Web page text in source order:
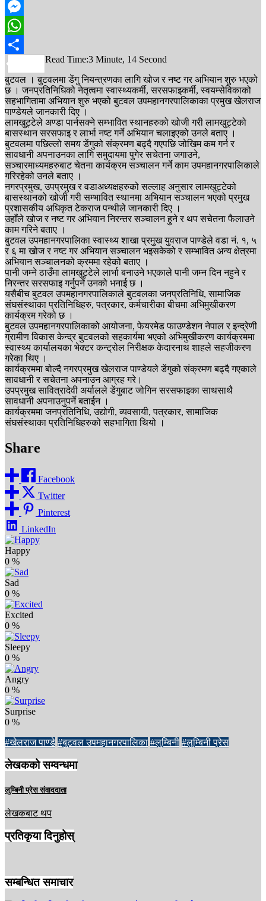
Twitter
Messenger
WhatsApp
Share
Read Time:3 Minute, 14 Second
बुटवल । बुटवलमा डेंगु नियन्त्रणका लागि खोज र नष्ट गर अभियान शुरु भएको
छ । जनप्रतिनिधिको नेतृत्वमा स्वास्थ्यकर्मी, सरसफाइकर्मी, स्वयम्सेविकाको
सहभागितामा अभियान शुरु भएको बुटवल उपमहानगरपालिकाका प्रमुख खेलराज
पाण्डेयले जानकारी दिए ।
लामखुट्टेले अण्डा पार्नसक्ने सम्भावित स्थानहरुको खोजी गरी लामखुट्टेको
बासस्थान सरसफाइ र लार्भा नष्ट गर्ने अभियान चलाइएको उनले बताए ।
बुटवलमा पछिल्लो समय डेंगुको संक्रमण बढ्दै गएपछि जोखिम कम गर्न र
सावधानी अपनाउनका लागि समुदायमा पुगेर सचेतना जगाउने,
सञ्चारमाध्यमहरुबाट चेतना कार्यक्रम सञ्चालन गर्ने काम उपमहानगरपालिकाले
गरिरहेको उनले बताए ।
नगरप्रमुख, उपप्रमुख र वडाअध्यक्षहरुको सल्लाह अनुसार लामखुट्टेको
बासस्थानको खोजी गरी सम्भावित स्थानमा अभियान सञ्चालन भएको प्रमुख
प्रशासकीय अधिकृत टेकराज पन्थीले जानकारी दिए ।
उहाँले खोज र नष्ट गर अभियान निरन्तर सञ्चालन हुने र थप सचेतना फैलाउने
काम गरिने बताए ।
बुटवल उपमहानगरपालिका स्वास्थ्य शाखा प्रमुख युवराज पाण्डेले वडा नं. १, ५
र ६ मा खोज र नष्ट गर अभियान सञ्चालन भइसकेको र सम्भावित अन्य क्षेत्रमा
अभियान सञ्चालनको क्रममा रहेको बताए ।
पानी जम्‍ने ठाउँमा लामखुट्टेले लार्भा बनाउने भएकाले पानी जम्‍न दिन नहुने र
निरन्तर सरसफाइ गर्नुपर्ने उनको भनाई छ ।
यसैबीच बुटवल उपमहानगरपालिकाले बुटवलका जनप्रतिनिधि, सामाजिक
संघसंस्थाका प्रतिनिधिहरु, पत्रकार, कर्मचारीका बीचमा अभिमुखीकरण
कार्यक्रम गरेको छ ।
बुटवल उपमहानगरपालिकाको आयोजना, फेयरमेड फाउण्डेशन नेपाल र इन्द्रेणी
ग्रामीण विकास केन्द्र बुटवलको सहकार्यमा भएको अभिमुखीकरण कार्यक्रममा
स्वास्थ्य कार्यालयका भेक्टर कन्ट्रोल निरीक्षक केदारनाथ शाहले सहजीकरण
गरेका थिए ।
कार्यक्रममा बोल्दै नगरप्रमुख खेलराज पाण्डेयले डेंगुको संक्रमण बढ्दै गएकाले
सावधानी र सचेतना अपनाउन आग्रह गरे।
उपप्रमुख सावित्रादेवी अर्यालले डेंगुबाट जोगिन सरसफाइका साथसाथै
सावधानी अपनाउनुपर्ने बताईन ।
कार्यक्रममा जनप्रतिनिधि, उद्योगी, व्यवसायी, पत्रकार, सामाजिक
संघसंस्थाका प्रतिनिधिहरुको सहभागिता थियो ।
Share
Facebook
Twitter
Pinterest
LinkedIn
Happy
0 %
Sad
0 %
Excited
0 %
Sleepy
0 %
Angry
0 %
Surprise
0 %
#खेलराज पाण्डे #बुटवल उपमहानगरपालिका #लुम्बिनी #लुम्बिनी प्रेस
लेखकको सम्वन्धमा
लुम्बिनी प्रेस संवाददाता
लेखकबाट थप
प्रतिकृया दिनुहोस्
सम्बन्धित समाचार